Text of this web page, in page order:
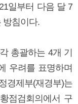
일부터 다음 달 7
방침이다.
총괄하는 4개 기
우려를 표명하며
경제부(재경부)는
점검회의에서 구